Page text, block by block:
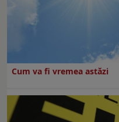
Cum va fi vremea astăzi